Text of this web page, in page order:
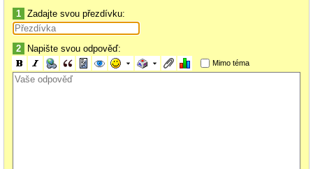
1 Zadajte svou přezdívku:
2 Napište svou odpověď:
Mimo téma